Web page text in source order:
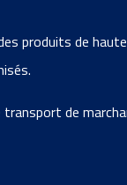
produits de
de